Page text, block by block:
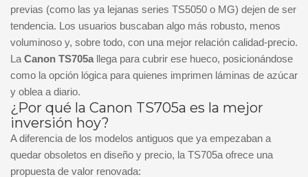
previas (como las ya lejanas series TS5050 o MG) dejen de ser
tendencia. Los usuarios buscaban algo más robusto, menos
voluminoso y, sobre todo, con una mejor relación calidad-precio.
LaCanon TS705allega para cubrir ese hueco, posicionándose
como la opción lógica para quienes imprimen láminas de azúcar
y oblea a diario.
¿Por qué la Canon TS705a es la mejor
inversión hoy?
A diferencia de los modelos antiguos que ya empezaban a
quedar obsoletos en diseño y precio, la TS705a ofrece una
propuesta de valor renovada: